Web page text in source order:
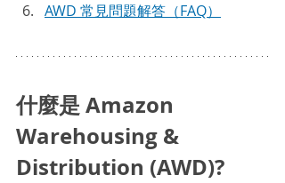
AWD 常見問題解答（FAQ）
什麼是 Amazon
Warehousing &
Distribution (AWD)?